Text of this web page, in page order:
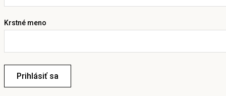
Krstné meno
Prihlásiť sa